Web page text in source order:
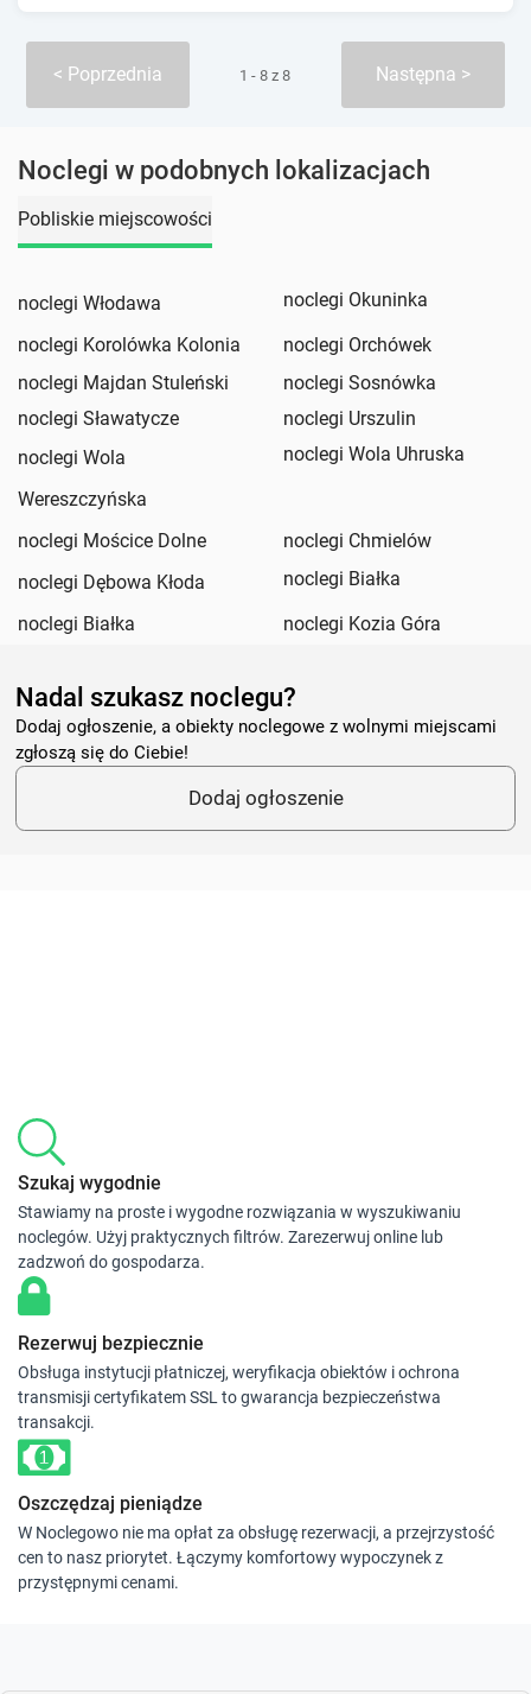
Poprzednia 1 - 8 z 8 Następna
Noclegi w podobnych lokalizacjach
Pobliskie miejscowości
noclegi Włodawa
noclegi Okuninka
noclegi Korolówka Kolonia
noclegi Orchówek
noclegi Majdan Stuleński
noclegi Sosnówka
noclegi Sławatycze
noclegi Urszulin
noclegi Wola
Wereszczyńska
noclegi Wola Uhruska
noclegi Mościce Dolne
noclegi Chmielów
noclegi Dębowa Kłoda
noclegi Białka
noclegi Białka
noclegi Kozia Góra
Nadal szukasz noclegu?
Dodaj ogłoszenie, a obiekty noclegowe z wolnymi miejscami
zgłoszą się do Ciebie!
Dodaj ogłoszenie
Szukaj wygodnie
Stawiamy na proste i wygodne rozwiązania w wyszukiwaniu
noclegów. Użyj praktycznych filtrów. Zarezerwuj online lub
zadzwoń do gospodarza.
Rezerwuj bezpiecznie
Obsługa instytucji płatniczej, weryfikacja obiektów i ochrona
transmisji certyfikatem SSL to gwarancja bezpieczeństwa
transakcji.
Oszczędzaj pieniądze
W Noclegowo nie ma opłat za obsługę rezerwacji, a przejrzystość
cen to nasz priorytet. Łączymy komfortowy wypoczynek z
przystępnymi cenami.